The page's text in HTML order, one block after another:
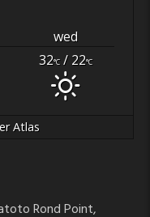
wed
32°C/ 22°C
Atlas
Rond Point,